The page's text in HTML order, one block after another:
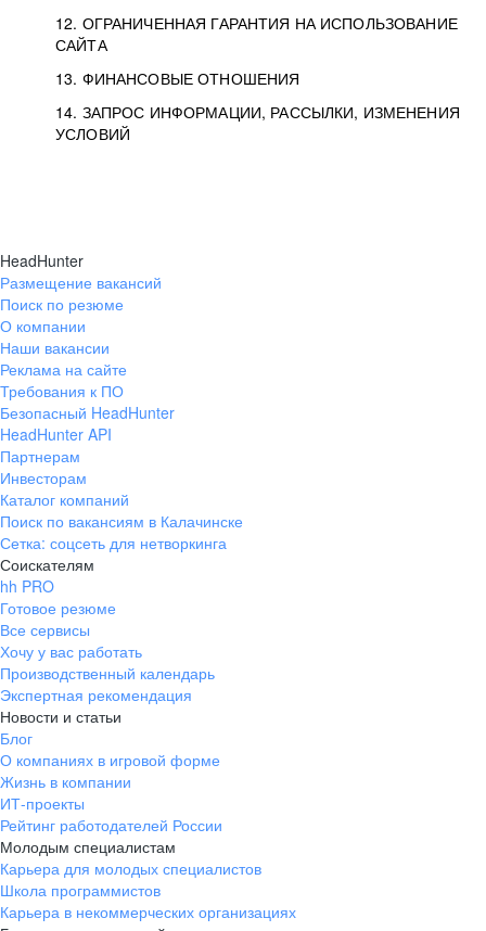
12. ОГРАНИЧЕННАЯ ГАРАНТИЯ НА ИСПОЛЬЗОВАНИЕ
САЙТА
13. ФИНАНСОВЫЕ ОТНОШЕНИЯ
14. ЗАПРОС ИНФОРМАЦИИ, РАССЫЛКИ, ИЗМЕНЕНИЯ
УСЛОВИЙ
HeadHunter
Размещение вакансий
Поиск по резюме
О компании
Наши вакансии
Реклама на сайте
Требования к ПО
Безопасный HeadHunter
HeadHunter API
Партнерам
Инвесторам
Каталог компаний
Поиск по вакансиям в Калачинске
Сетка: соцсеть для нетворкинга
Соискателям
hh PRO
Готовое резюме
Все сервисы
Хочу у вас работать
Производственный календарь
Экспертная рекомендация
Новости и статьи
Блог
О компаниях в игровой форме
Жизнь в компании
ИТ-проекты
Рейтинг работодателей России
Молодым специалистам
Карьера для молодых специалистов
Школа программистов
Карьера в некоммерческих организациях